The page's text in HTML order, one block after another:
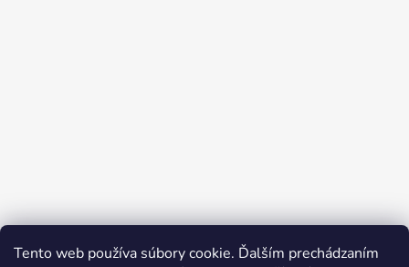
Tento web používa súbory cookie. Ďalším prechádzaním